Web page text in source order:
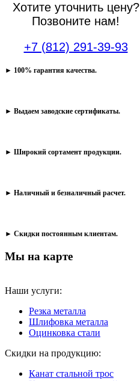
Хотите уточнить цену?
Позвоните нам!
+7 (812) 291-39-93
► 100% гарантия качества.
► Выдаем заводские сертификаты.
► Широкий сортамент продукции.
► Наличный и безналичный расчет.
► Скидки постоянным клиентам.
Мы на карте
Наши услуги:
Резка металла
Шлифовка металла
Оцинковка стали
Скидки на продукцию:
Канат стальной трос